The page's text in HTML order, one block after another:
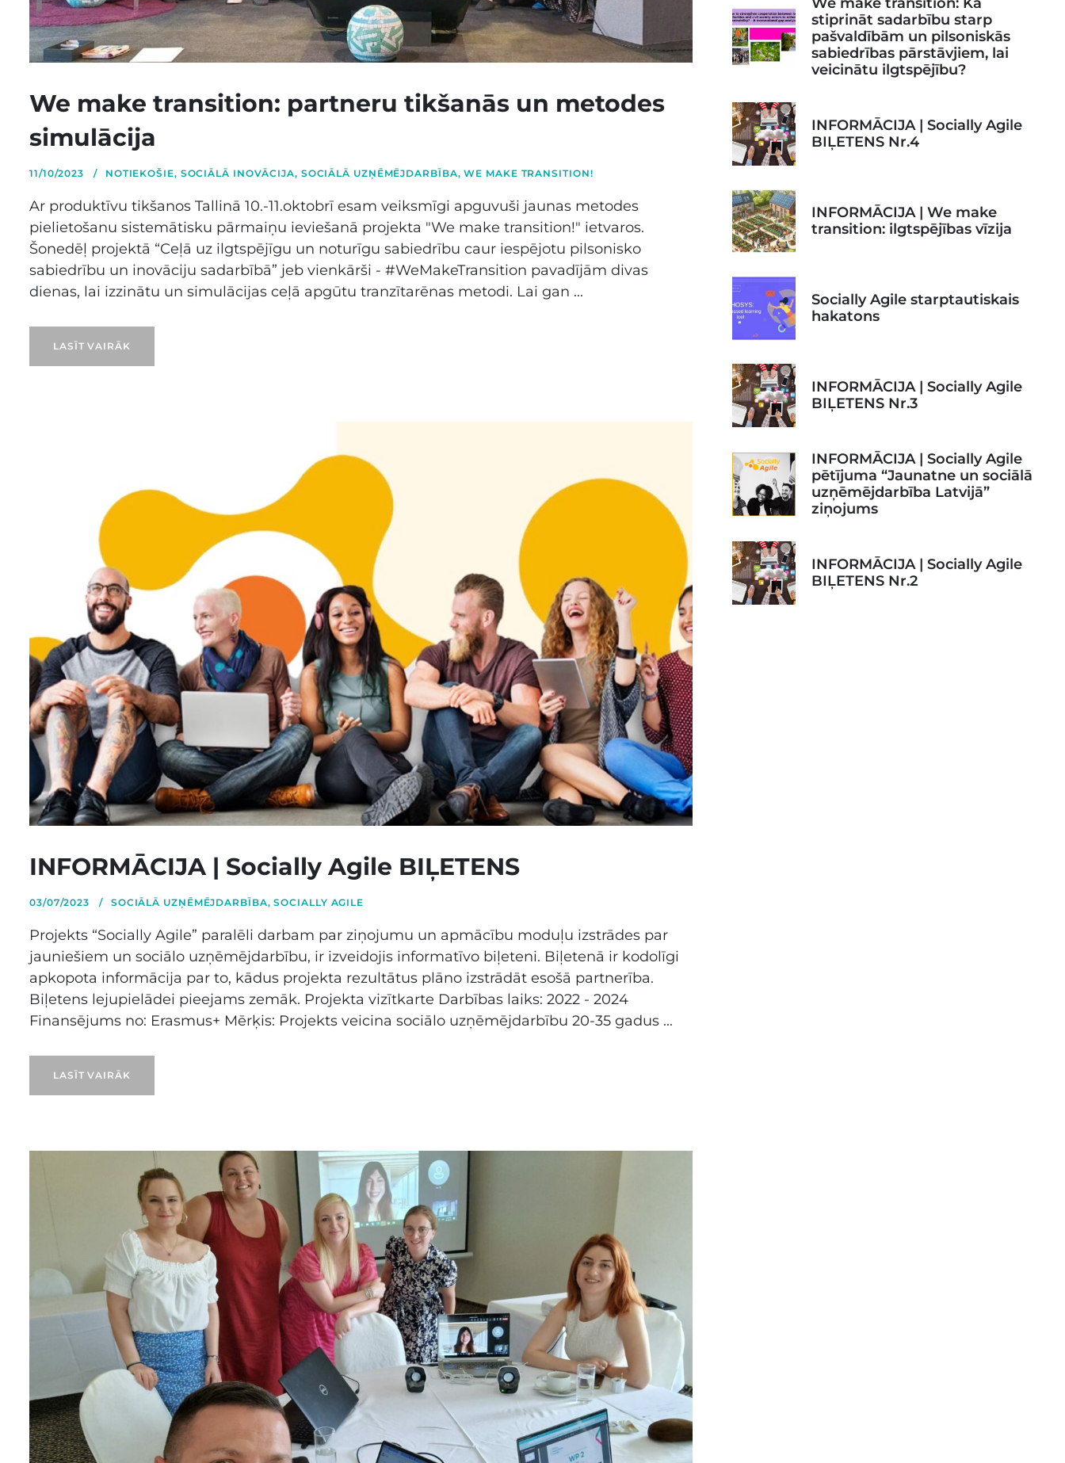
We make transition: partneru tikšanās un metodes
simulācija
11/10/2023 NOTIEKOŠIE, SOCIĀLĀ INOVĀCIJA, SOCIĀLĀ UZŅĒMĒJDARBĪBA,WE MAKE TRANSITION!
Ar produktīvu tikšanos Tallinā 10.-11.oktobrī esam veiksmīgi apguvuši jaunas metodes
pielietošanu sistemātisku pārmaiņu ieviešanā projekta "We make transition!" ietvaros.
Šonedēļ projektā “Ceļā uz ilgtspējīgu un noturīgu sabiedrību caur iespējotu pilsonisko
sabiedrību un inovāciju sadarbībā” jeb vienkārši - #WeMakeTransition pavadījām divas
dienas, lai izzinātu un simulācijas ceļā apgūtu tranzītarēnas metodi. Lai gan ...
LASĪT VAIRĀK
INFORMĀCIJA | Socially Agile BIĻETENS
03/07/2023 SOCIĀLĀ UZŅĒMĒJDARBĪBA,SOCIALLY AGILE
Projekts “Socially Agile” paralēli darbam par ziņojumu un apmācību moduļu izstrādes par
jauniešiem un sociālo uzņēmējdarbību, ir izveidojis informatīvo biļeteni. Biļetenā ir kodolīgi
apkopota informācija par to, kādus projekta rezultātus plāno izstrādāt esošā partnerība.
Biļetens lejupielādei pieejams zemāk. Projekta vizītkarte Darbības laiks: 2022 - 2024
Finansējums no: Erasmus+ Mērķis: Projekts veicina sociālo uzņēmējdarbību 20-35 gadus ...
LASĪT VAIRĀK
stiprināt sadarbību starp
pašvaldībām un pilsoniskās
sabiedrības pārstāvjiem, lai
veicinātu ilgtspējību?
INFORMĀCIJA | Socially Agile
BIĻETENS Nr.4
INFORMĀCIJA | We make
transition: ilgtspējības vīzija
Socially Agile starptautiskais
hakatons
INFORMĀCIJA | Socially Agile
BIĻETENS Nr.3
INFORMĀCIJA | Socially Agile
pētījuma “Jaunatne un sociālā
uzņēmējdarbība Latvijā”
ziņojums
INFORMĀCIJA | Socially Agile
BIĻETENS Nr.2